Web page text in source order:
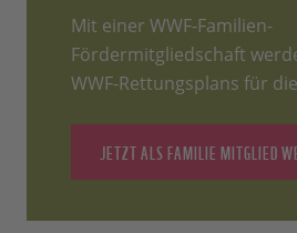
Mit einer WWF-Familien-
Fördermitgliedschaft
WWF-Rettungsplans für
JETZT ALS FAMILIE MITGLIED